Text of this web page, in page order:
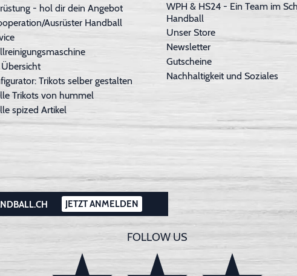
- hol dir dein Angebot
Ausrüster Handball
Trikots selber gestalten
Trikots von hummel
spized Artikel
WPH & HS24 - Ein Team im
Handball
Unser Store
Newsletter
Gutscheine
Nachhaltigkeit und Soziales
JETZT ANMELDEN
FOLLOW US